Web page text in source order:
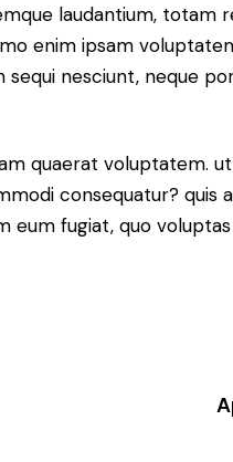
laudantium, totam
enim ipsam
nesciunt, neque
quaerat voluptatem.
consequatur? quis
eum fugiat, quo